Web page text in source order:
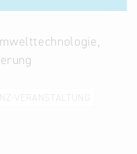
VERANSTALTUNG